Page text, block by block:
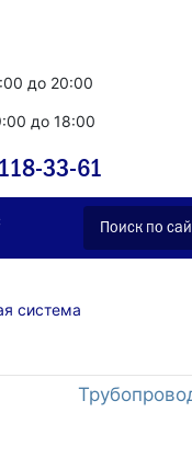
до 20:00
до 18:00
33-61
система